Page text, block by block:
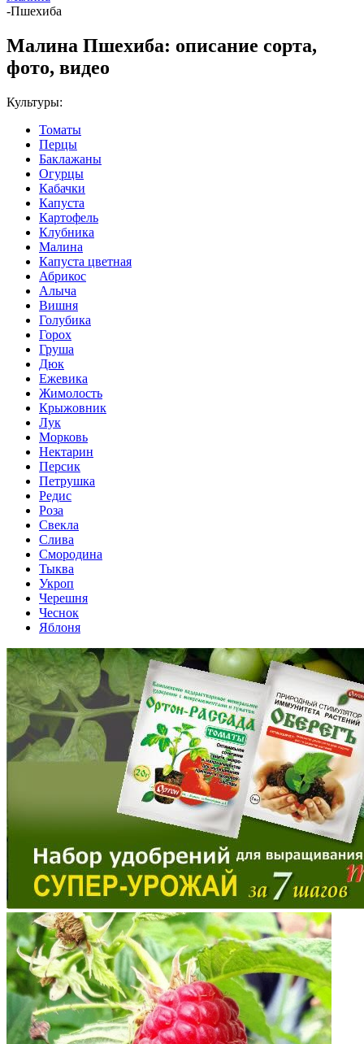
-Пшехиба
Малина Пшехиба: описание сорта,
фото, видео
Культуры:
Томаты
Перцы
Баклажаны
Огурцы
Кабачки
Капуста
Картофель
Клубника
Малина
Капуста цветная
Абрикос
Алыча
Вишня
Голубика
Горох
Груша
Дюк
Ежевика
Жимолость
Крыжовник
Лук
Морковь
Нектарин
Персик
Петрушка
Редис
Роза
Свекла
Слива
Смородина
Тыква
Укроп
Черешня
Чеснок
Яблоня